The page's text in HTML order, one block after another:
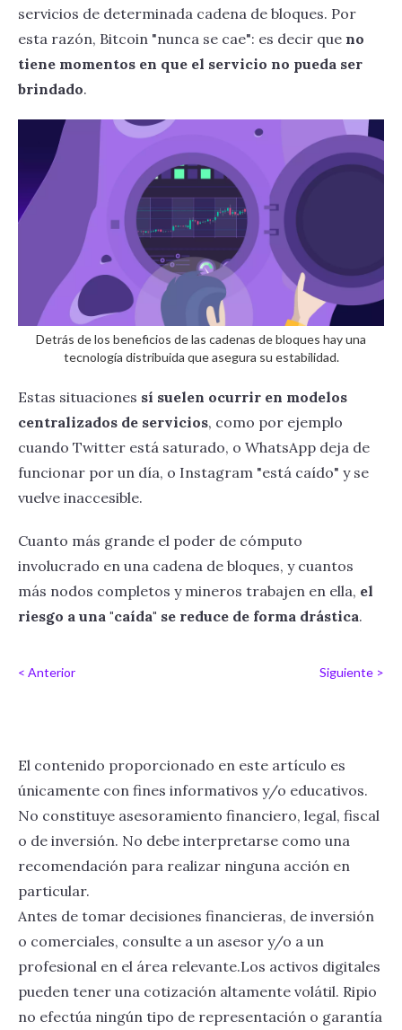
Usos actuales de blockchains
Posibles usos a futuro
servicios de determinada cadena de bloques. Por
esta razón, Bitcoin "nunca se cae": es decir que no
tiene momentos en que el servicio no pueda ser
brindado.
Detrás de los beneficios de las cadenas de bloques hay una
tecnología distribuida que asegura su estabilidad.
Estas situaciones sí suelen ocurrir en modelos
centralizados de servicios, como por ejemplo
cuando Twitter está saturado, o WhatsApp deja de
funcionar por un día, o Instagram "está caído" y se
vuelve inaccesible.
Cuanto más grande el poder de cómputo
involucrado en una cadena de bloques, y cuantos
más nodos completos y mineros trabajen en ella, el
riesgo a una "caída" se reduce de forma drástica.
< Anterior Siguiente >
El contenido proporcionado en este artículo es
únicamente con fines informativos y/o educativos.
No constituye asesoramiento financiero, legal, fiscal
o de inversión. No debe interpretarse como una
recomendación para realizar ninguna acción en
particular.
Antes de tomar decisiones financieras, de inversión
o comerciales, consulte a un asesor y/o a un
profesional en el área relevante.Los activos digitales
pueden tener una cotización altamente volátil. Ripio
no efectúa ningún tipo de representación o garantía